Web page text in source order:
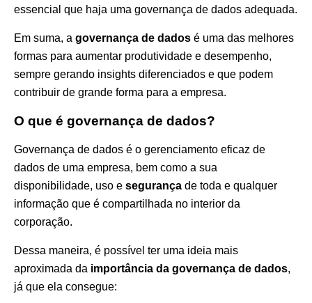
essencial que haja uma governança de dados adequada.
Em suma, a governança de dados é uma das melhores
formas para aumentar produtividade e desempenho,
sempre gerando insights diferenciados e que podem
contribuir de grande forma para a empresa.
O que é governança de dados?
Governança de dados é o gerenciamento eficaz de
dados de uma empresa, bem como a sua
disponibilidade, uso e segurança de toda e qualquer
informação que é compartilhada no interior da
corporação.
Dessa maneira, é possível ter uma ideia mais
aproximada da importância da governança de dados,
já que ela consegue: